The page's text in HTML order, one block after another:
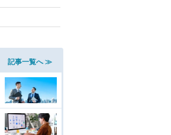
記事一覧へ ≫